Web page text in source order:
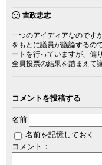
吉政忠志
一つのアイディアなのです
をもとに議員が議論するの
ートを行っていますが、偏
全員投票の結果を踏まえて
コメントを投稿する
名前
名前を記憶しておく
コメント：